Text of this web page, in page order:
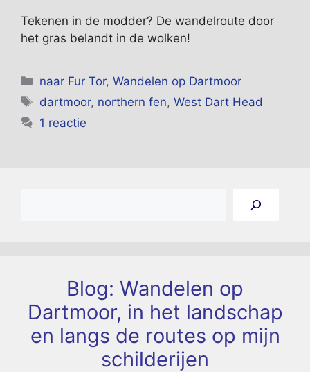
Tekenen in de modder? De wandelroute door
het gras belandt in de wolken!
Categorieën
naar Fur Tor,Wandelen op Dartmoor
Tags
dartmoor, northern fen,West Dart Head
1 reactie
Blog: Wandelen op
Dartmoor, in het landschap
en langs de routes op mijn
schilderijen